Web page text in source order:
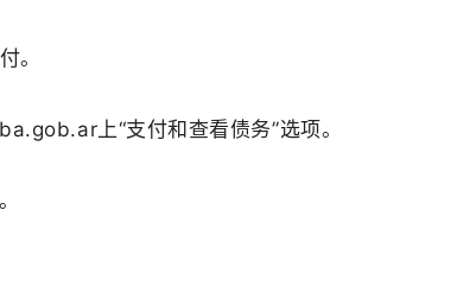
。
上“支付和查看债务”选项。